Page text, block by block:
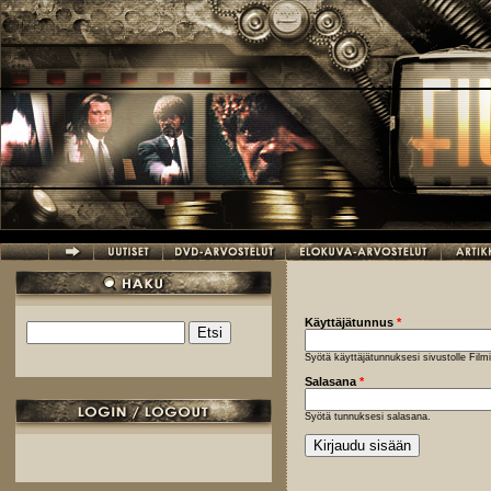
Hyppää pääsisältöön
Hakulomake
Käyttäjätunnus *
Syötä käyttäjätunnuksesi sivustolle
Salasana *
Syötä tunnuksesi salasana.